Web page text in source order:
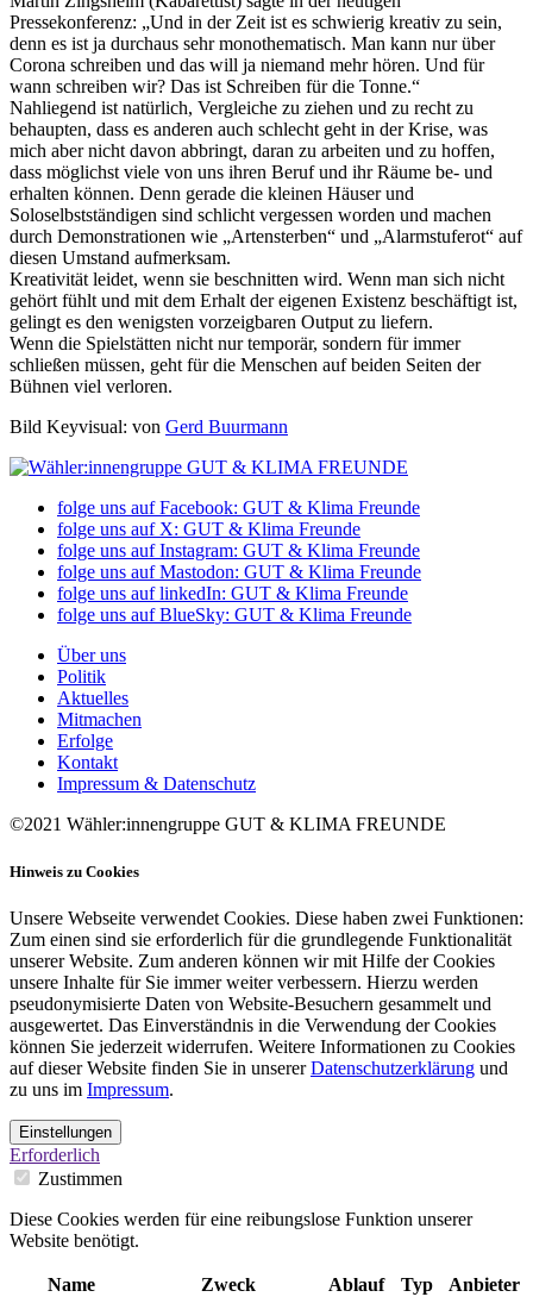
Pressekonferenz: „Und in der Zeit ist es schwierig kreativ zu sein,
denn es ist ja durchaus sehr monothematisch. Man kann nur über
Corona schreiben und das will ja niemand mehr hören. Und für
wann schreiben wir? Das ist Schreiben für die Tonne.“
Nahliegend ist natürlich, Vergleiche zu ziehen und zu recht zu
behaupten, dass es anderen auch schlecht geht in der Krise, was
mich aber nicht davon abbringt, daran zu arbeiten und zu hoffen,
dass möglichst viele von uns ihren Beruf und ihr Räume be- und
erhalten können. Denn gerade die kleinen Häuser und
Soloselbstständigen sind schlicht vergessen worden und machen
durch Demonstrationen wie „Artensterben“ und „Alarmstuferot“ auf
diesen Umstand aufmerksam.
Kreativität leidet, wenn sie beschnitten wird. Wenn man sich nicht
gehört fühlt und mit dem Erhalt der eigenen Existenz beschäftigt ist,
gelingt es den wenigsten vorzeigbaren Output zu liefern.
Wenn die Spielstätten nicht nur temporär, sondern für immer
schließen müssen, geht für die Menschen auf beiden Seiten der
Bühnen viel verloren.
Bild Keyvisual: von Gerd Buurmann
folge uns auf Facebook: GUT & Klima Freunde
folge uns auf X: GUT & Klima Freunde
folge uns auf Instagram: GUT & Klima Freunde
folge uns auf Mastodon: GUT & Klima Freunde
folge uns auf linkedIn: GUT & Klima Freunde
folge uns auf BlueSky: GUT & Klima Freunde
Über uns
Politik
Aktuelles
Mitmachen
Erfolge
Kontakt
Impressum & Datenschutz
©2021 Wähler:innengruppe GUT & KLIMA FREUNDE
Hinweis zu Cookies
Unsere Webseite verwendet Cookies. Diese haben zwei Funktionen:
Zum einen sind sie erforderlich für die grundlegende Funktionalität
unserer Website. Zum anderen können wir mit Hilfe der Cookies
unsere Inhalte für Sie immer weiter verbessern. Hierzu werden
pseudonymisierte Daten von Website-Besuchern gesammelt und
ausgewertet. Das Einverständnis in die Verwendung der Cookies
können Sie jederzeit widerrufen. Weitere Informationen zu Cookies
auf dieser Website finden Sie in unsererDatenschutzerklärung und
zu uns im Impressum.
Einstellungen
Erforderlich
Zustimmen
Diese Cookies werden für eine reibungslose Funktion unserer
Website benötigt.
Name Zweck Ablauf Typ Anbieter